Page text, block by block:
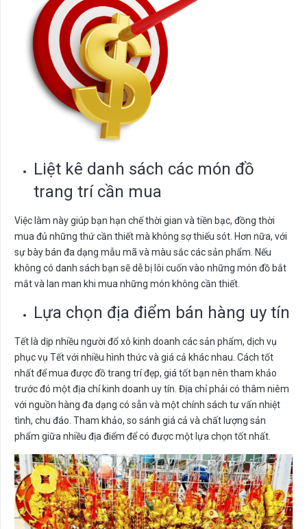
Liệt kê danh sách các món đồ
trang trí cần mua
Việc làm này giúp bạn hạn chế thời gian và tiền bạc, đồng thời
mua đủ những thứ cần thiết mà không sợ thiếu sót. Hơn nữa, với
sự bày bán đa dạng mẫu mã và màu sắc các sản phẩm. Nếu
không có danh sách bạn sẽ dễ bị lôi cuốn vào những món đồ bắt
mắt và lan man khi mua những món không cần thiết.
Lựa chọn địa điểm bán hàng uy tín
Tết là dịp nhiều người đổ xô kinh doanh các sản phẩm, dịch vụ
phục vụ Tết với nhiều hình thức và giá cả khác nhau. Cách tốt
nhất để mua được đồ trang trí đẹp, giá tốt bạn nên tham khảo
trước đó một địa chỉ kinh doanh uy tín. Địa chỉ phải có thâm niêm
với nguồn hàng đa dạng có sẵn và một chính sách tư vấn nhiệt
tình, chu đáo. Tham khảo, so sánh giá cả và chất lượng sản
phẩm giữa nhiều địa điểm để có được một lựa chọn tốt nhất.